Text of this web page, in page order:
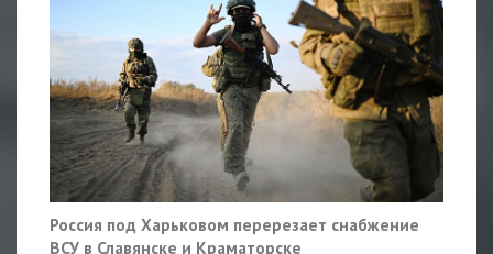
Россия под Харьковом перерезает снабжение
ВСУ в Славянске и Краматорске